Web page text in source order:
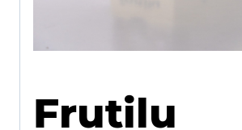
Frutilu